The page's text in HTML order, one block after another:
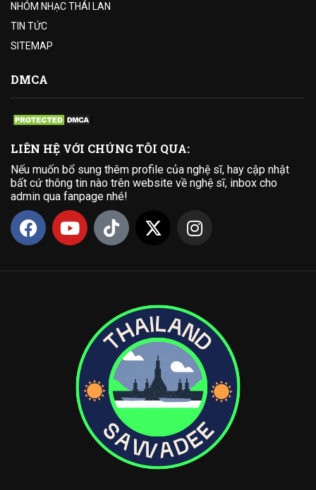
NHÓM NHẠC THÁI LAN
TIN TỨC
SITEMAP
DMCA
LIÊN HỆ VỚI CHÚNG TÔI QUA:
Nếu muốn bổ sung thêm profile của nghệ sĩ, hay cập nhật
bất cứ thông tin nào trên website về nghệ sĩ, inbox cho
admin qua fanpage nhé!